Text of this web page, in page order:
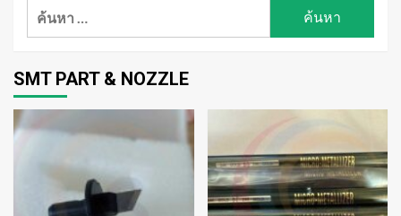
ค้นหา
SMT PART & NOZZLE